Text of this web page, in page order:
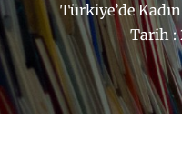
Türkiye’de
Tarih :